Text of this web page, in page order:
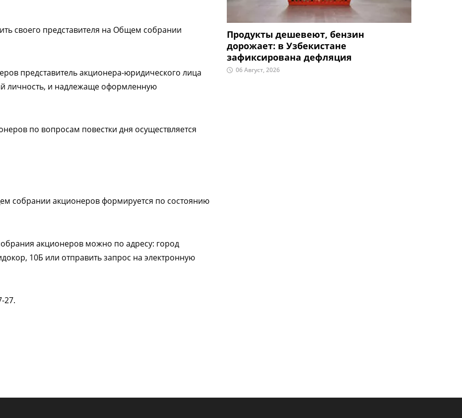
своего представителя на Общем собрании
представитель акционера-юридического лица
личность, и надлежаще оформленную
по вопросам повестки дня осуществляется
собрании акционеров формируется по состоянию
акционеров можно по адресу: город
10Б или отправить запрос на электронную
27.
Продукты дешевеют, бензин
дорожает: в Узбекистане
зафиксирована дефляция
06 Август, 2026